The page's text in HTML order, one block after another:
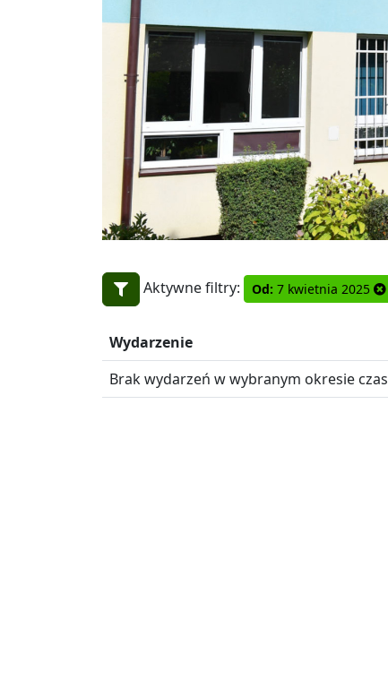
Aktywne filtry: Od: 7 kwietnia 2025
Wydarzenie
Brak wydarzeń w wybranym okresie